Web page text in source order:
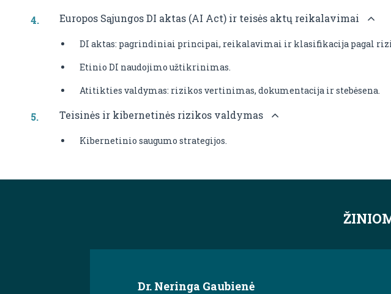
Europos Sąjungos DI aktas (AI Act) ir teisės aktų reikalavimai
DI aktas: pagrindiniai principai, reikalavimai ir klasifikacija pagal
Etinio DI naudojimo užtikrinimas.
Atitikties valdymas: rizikos vertinimas, dokumentacija ir stebėsena.
Teisinės ir kibernetinės rizikos valdymas
Kibernetinio saugumo strategijos.
Dr. Neringa Gaubienė